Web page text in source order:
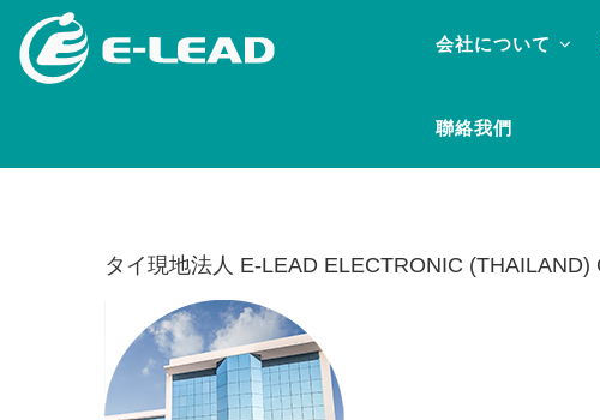
会社について
聯絡我們
タイ現地法人 E-LEAD ELECTRONIC (THAILAND)